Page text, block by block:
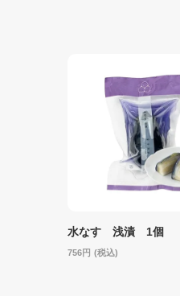
水なす 浅漬 1個
756 (税込)